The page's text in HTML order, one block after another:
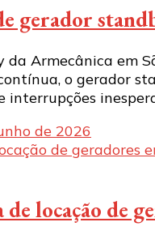
gerador
da Armecânica em
o gerador
interrupções
de 2026
locação de